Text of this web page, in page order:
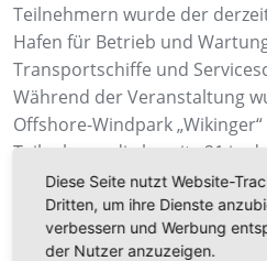
Teilnehmern wurde der
Hafen für Betrieb und
Transportschiffe und
Während der Veranstaltung
Offshore-Windpark
Teilnehmer die bereits 21 in
Windenergieanlagen sehen
im Mukran Port die
statt.
Diese Seite nutzt Website-
Dritten, um ihre Dienste
verbessern und Werbung
der Nutzer anzuzeigen.